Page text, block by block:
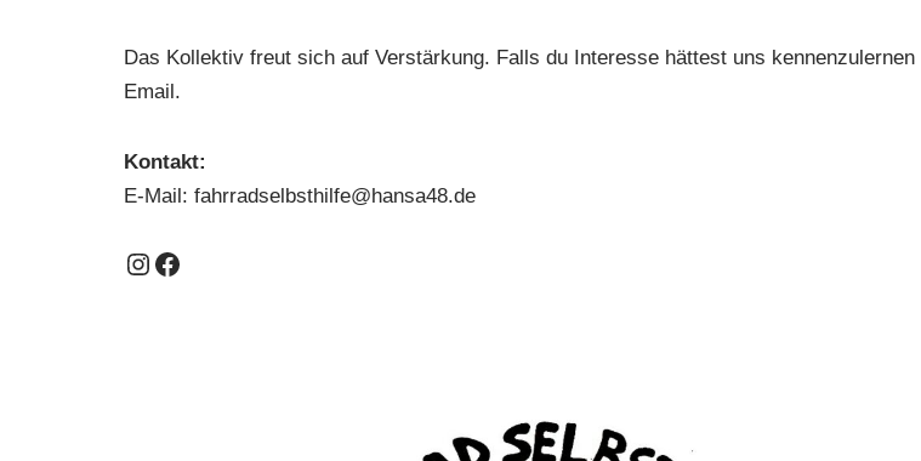
Das Kollektiv freut sich auf Verstärkung. Falls du Interesse hättest uns
Email.
Kontakt:
E-Mail: fahrradselbsthilfe@hansa48.de